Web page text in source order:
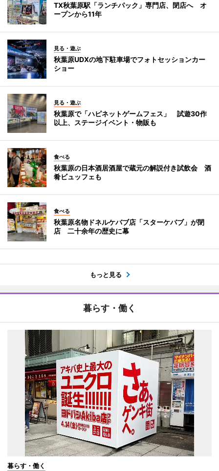
TX秋葉原駅「ランチパック」専門店、閉店へ オ
ープンから11年
見る・遊ぶ
秋葉原UDXの地下駐車場でフォトセッションカー
ショー
見る・遊ぶ
秋葉原で「ハピネットゲームフェス」 試遊30作
以上、ステージイベント・物販も
食べる
秋葉原の日本酒居酒屋で蔵元の解説付き試飲会 酒
肴ビュッフェも
食べる
秋葉原名物ドネルケバブ店「スターケバブ」が閉
店 二十余年の歴史に幕
もっと見る
暮らす・働く
暮らす・働く